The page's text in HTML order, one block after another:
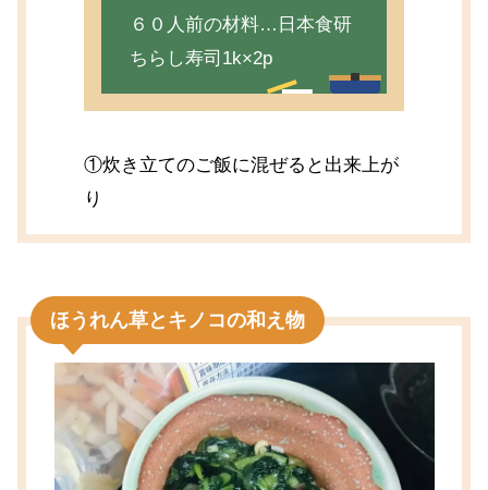
６０人前の材料…日本食研
ちらし寿司1k×2p
①炊き立てのご飯に混ぜると出来上が
り
ほうれん草とキノコの和え物